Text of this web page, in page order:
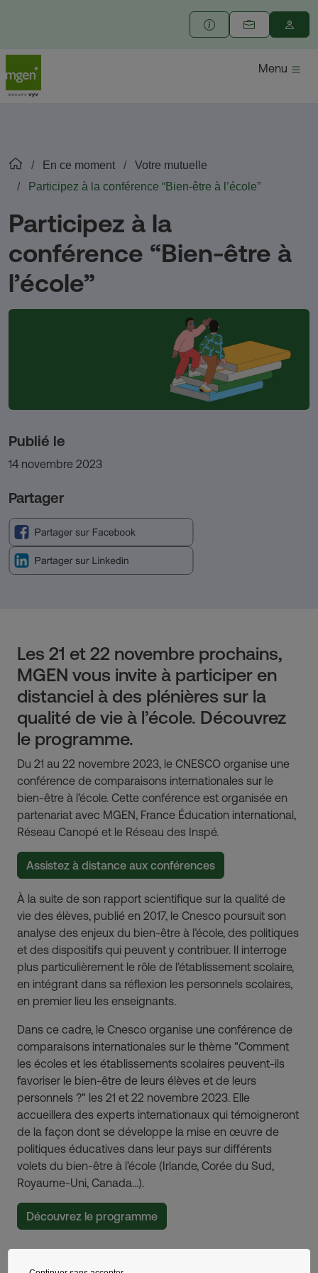
Menu
En ce moment
Votre mutuelle
Participez à la conférence “Bien-être à l’école”
Participez à la
conférence “Bien-être à
l’école”
Publié le
14 novembre 2023
Partager
Les 21 et 22 novembre prochains,
MGEN vous invite à participer en
distanciel à des plénières sur la
qualité de vie à l’école. Découvrez
le programme.
Du 21 au 22 novembre 2023, le CNESCO organise une
conférence de comparaisons internationales sur le
bien-être à l’école. Cette conférence est organisée en
partenariat avec MGEN, France Éducation international,
Réseau Canopé et le Réseau des Inspé.
Assistez à distance aux conférences
À la suite de son rapport scientifique sur la qualité de
vie des élèves, publié en 2017, le Cnesco poursuit son
analyse des enjeux du bien-être à l’école, des politiques
et des dispositifs qui peuvent y contribuer. Il interroge
plus particulièrement le rôle de l’établissement scolaire,
en intégrant dans sa réflexion les personnels scolaires,
en premier lieu les enseignants.
Dans ce cadre, le Cnesco organise une conférence de
comparaisons internationales sur le thème "Comment
les écoles et les établissements scolaires peuvent-ils
favoriser le bien-être de leurs élèves et de leurs
personnels ?" les 21 et 22 novembre 2023. Elle
accueillera des experts internationaux qui témoigneront
de la façon dont se développe la mise en œuvre de
politiques éducatives dans leur pays sur différents
volets du bien-être à l’école (Irlande, Corée du Sud,
Royaume-Uni, Canada...).
Découvrez le programme